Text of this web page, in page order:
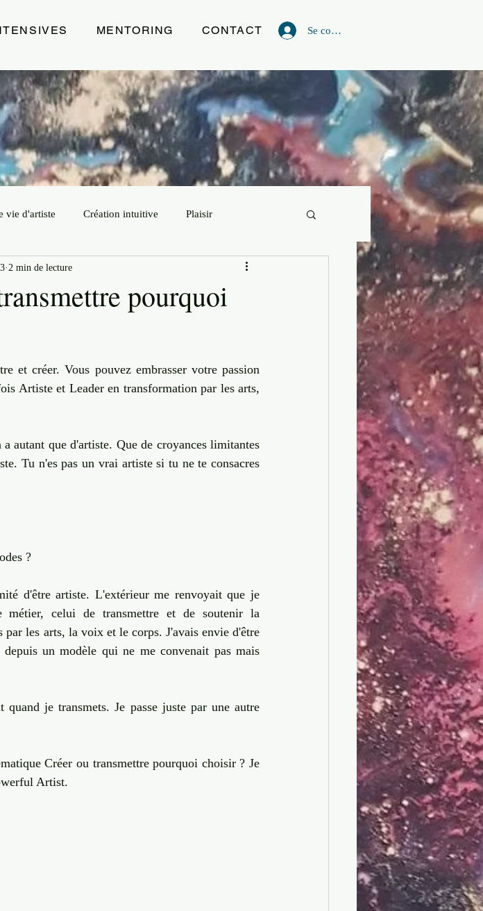
MENTORING CONTACT Se connecter
vie d'artiste Création intuitive Plaisir
Exposition Powerful Artist
pourquoi
2 min de lecture
et créer. Vous pouvez embrasser votre passion
Artiste et Leader en transformation par les arts,
autant que d'artiste. Que de croyances limitantes
Tu n'es pas un vrai artiste si tu ne te consacres
?
d'être artiste. L'extérieur me renvoyait que je
métier, celui de transmettre et de soutenir la
les arts, la voix et le corps. J'avais envie d'être
un modèle qui ne me convenait pas mais
je transmets. Je passe juste par une autre
Créer ou transmettre pourquoi choisir ? Je
Artist.